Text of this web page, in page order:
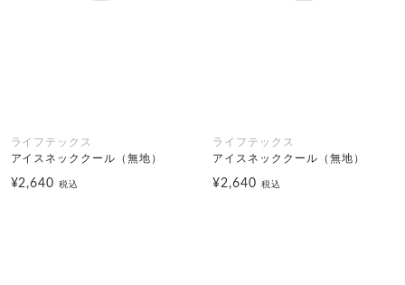
ライフテックス
アイスネッククール（無地）
¥2,640税込
ライフテックス
アイスネッククール（無地）
¥2,640 税込